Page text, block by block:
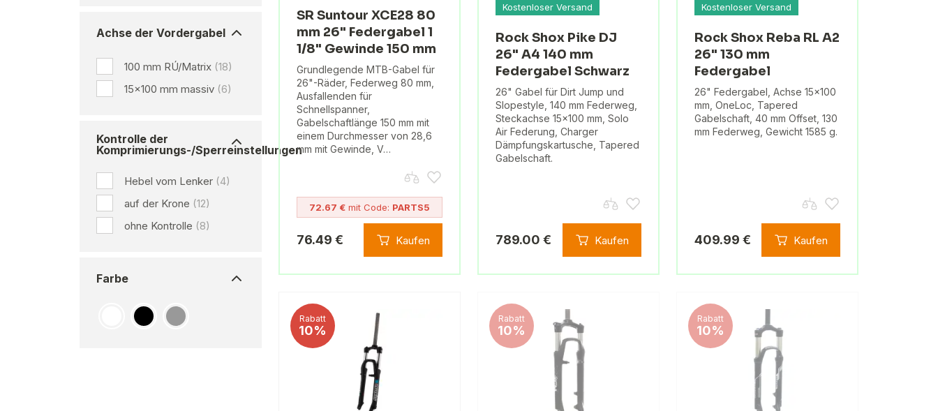
Achse der Vordergabel
100 mm RÚ/Matrix (18)
15x100 mm massiv (6)
Kontrolle der
Komprimierungs-/Sperreinstellungen
Hebel vom Lenker (4)
auf der Krone (12)
ohne Kontrolle (8)
Farbe
SR Suntour XCE28 80
mm 26" Federgabel 1
1/8" Gewinde 150 mm
Grundlegende MTB-Gabel für
26"-Räder, Federweg 80 mm,
Ausfallenden für
Schnellspanner,
Gabelschaftlänge 150 mm mit
einem Durchmesser von 28,6
mm mit Gewinde, V…
72.67 €mit Code: PARTS5
76.49 € Kaufen
Kostenloser Versand
Rock Shox Pike DJ
26" A4 140 mm
Federgabel Schwarz
26" Gabel für Dirt Jump und
Slopestyle, 140 mm Federweg,
Steckachse 15×100 mm, Solo
Air Federung, Charger
Dämpfungskartusche, Tapered
Gabelschaft.
789.00 € Kaufen
Kostenloser Versand
Rock Shox Reba RL A2
26" 130 mm
Federgabel
26" Federgabel, Achse 15×100
mm, OneLoc, Tapered
Gabelschaft, 40 mm Offset, 130
mm Federweg, Gewicht 1585 g.
409.99 € Kaufen
Rabatt
10%
Rabatt
10%
Rabatt
10%